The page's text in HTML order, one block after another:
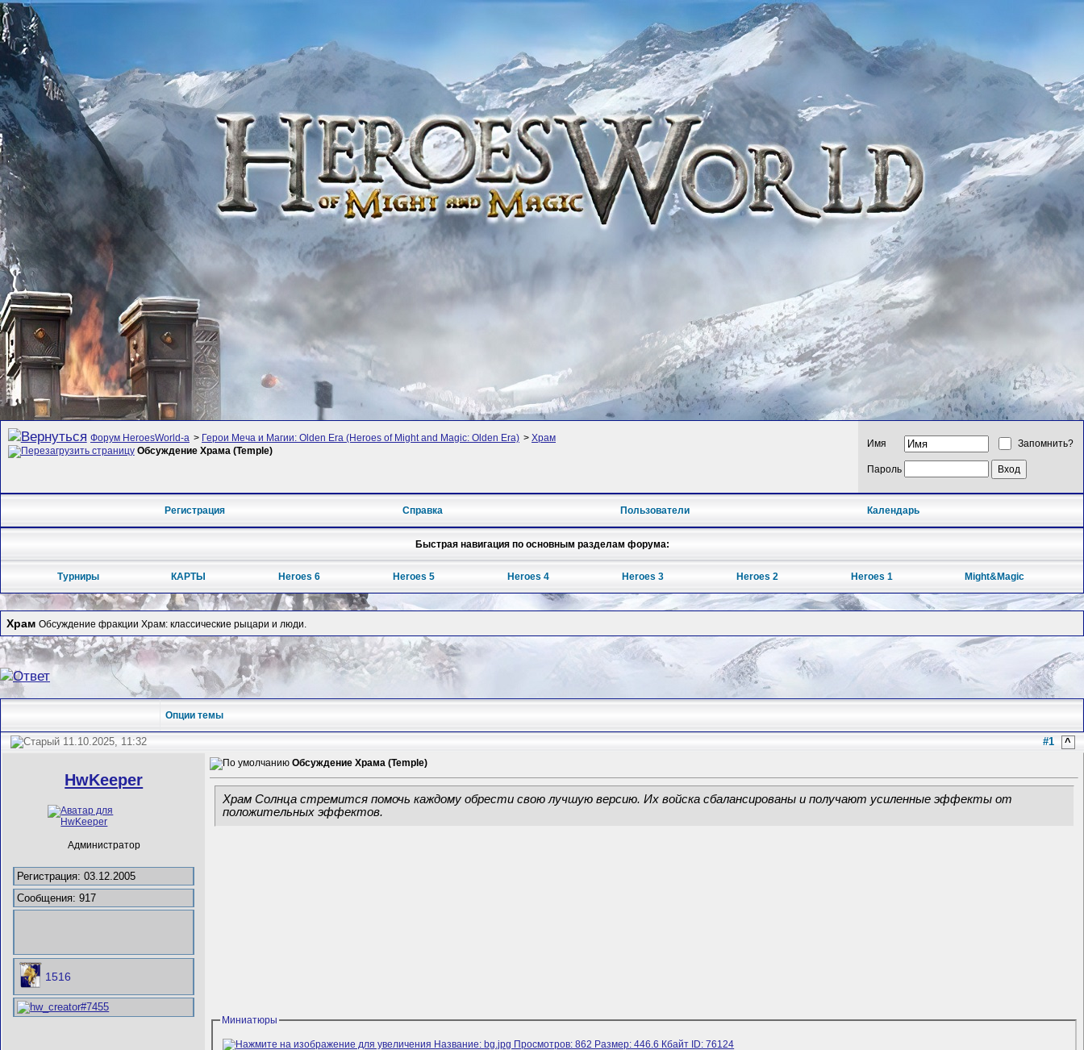
Форум HeroesWorld-а > Герои Меча и Магии: Olden Era (Heroes of Might and Magic: Olden Era) > Храм
Обсуждение Храма (Temple)
Имя Запомнить?
Пароль
Регистрация Справка Пользователи Календарь
Быстрая навигация по основным разделам форума:
Турниры КАРТЫ Heroes 6 Heroes 5 Heroes 4 Heroes 3 Heroes 2 Heroes 1 Might&Magic
Храм Обсуждение фракции Храм: классические рыцари и люди.
Опции темы
11.10.2025, 11:32 #1 ^
HwKeeper
Администратор
Регистрация: 03.12.2005
Сообщения: 917
1516
Обсуждение Храма (Temple)
Храм Солнца стремится помочь каждому обрести свою лучшую версию. Их войска сбалансированы и получают усиленные эффекты от
положительных эффектов.
Миниатюры